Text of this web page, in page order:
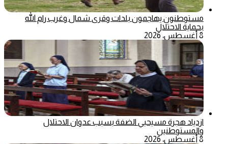
مستوطنون يهاجمون بلدات وقرى شمال وغرب رام الله
بحماية الاحتلال
8 أغسطس، 2026
ازدياد هجرة مسيحيي الضفة بسبب عدوان الاحتلال
والمستوطنين
8 أغسطس، 2026